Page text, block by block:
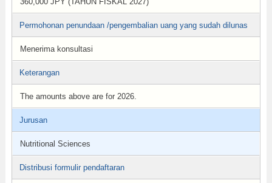
Permohonan penundaan /pengembalian uang yang sudah dilunas
Menerima konsultasi
Keterangan
The amounts above are for 2026.
Jurusan
Nutritional Sciences
Distribusi formulir pendaftaran